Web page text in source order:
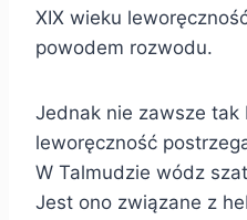
XIX wieku
powodem rozwodu.
Jednak nie zawsze tak
leworęczność
W Talmudzie wódz
Jest ono związane z